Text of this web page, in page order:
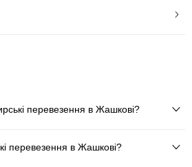
перевезення в Жашкові?
перевезення в Жашкові?